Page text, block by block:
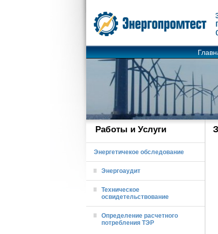
Работы и Услуги
Энергетичекое обследование
Энергоаудит
Техническое
освидетельствование
Определение расчетного
потребления ТЭР